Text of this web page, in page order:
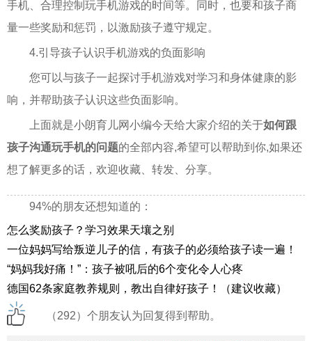
手机、合理控制玩手机游戏的时间等。同时，也要和孩子商
量一些奖励和惩罚，以激励孩子遵守规定。
4.引导孩子认识手机游戏的负面影响
您可以与孩子一起探讨手机游戏对学习和身体健康的影
响，并帮助孩子认识这些负面影响。
上面就是小朗育儿网小编今天给大家介绍的关于如何跟
孩子沟通玩手机的问题的全部内容,希望可以帮助到你,如果还
想了解更多的话，欢迎收藏、转发、分享。
94%的朋友还想知道的：
怎么奖励孩子？学习效果天壤之别
一位妈妈写给叛逆儿子的信，有孩子的必须给孩子读一遍！
“妈妈我好痛！”：孩子被吼后的6个变化令人心疼
德国62条家庭教养规则，教出自律好孩子！（建议收藏）
（292）个朋友认为回复得到帮助。